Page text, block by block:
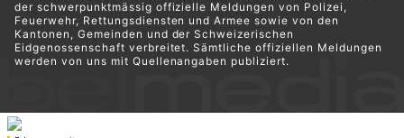
der schwerpunktmässig offizielle Meldungen von Polizei,
Feuerwehr, Rettungsdiensten und Armee sowie von den
Kantonen, Gemeinden und der Schweizerischen
Eidgenossenschaft verbreitet. Sämtliche offiziellen Meldungen
werden von uns mit Quellenangaben publiziert.